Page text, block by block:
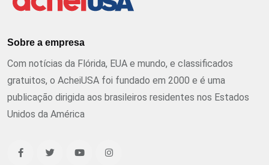
Sobre a empresa
Com notícias da Flórida, EUA e mundo, e classificados
gratuitos, o AcheiUSA foi fundado em 2000 e é uma
publicação dirigida aos brasileiros residentes nos Estados
Unidos da América